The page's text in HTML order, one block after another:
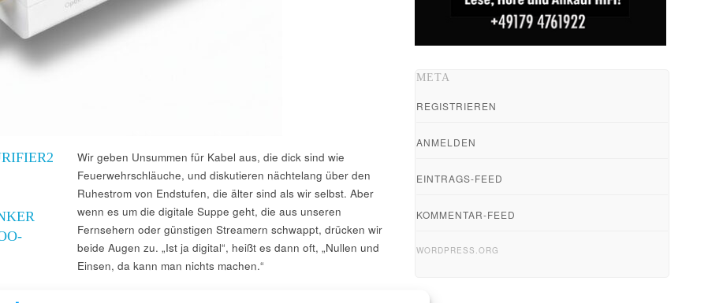
Wir geben Unsummen für Kabel aus, die dick sind wie
Feuerwehrschläuche, und diskutieren nächtelang über den
Ruhestrom von Endstufen, die älter sind als wir selbst. Aber
wenn es um die digitale Suppe geht, die aus unseren
Fernsehern oder günstigen Streamern schwappt, drücken wir
beide Augen zu. „Ist ja digital“, heißt es dann oft, „Nullen und
Einsen, da kann man nichts machen.“
META
REGISTRIEREN
ANMELDEN
EINTRAGS-FEED
KOMMENTAR-FEED
WORDPRESS.ORG